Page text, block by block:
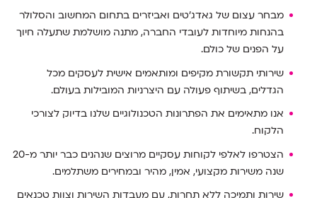
מבחר עצום של גאדג'טים ואביזרים בתחום המחשוב והסלולר
בהנחות מיוחדות לעובדי החברה, מתנה מושלמת שתעלה חיוך
על הפנים של כולם.
שירותי תקשורת מקיפים ומותאמים אישית לעסקים מכל
הגדלים, בשיתוף פעולה עם היצרניות המובילות בעולם.
אנו מתאימים את הפתרונות הטכנולוגיים שלנו בדיוק לצורכי
הלקוח.
הצטרפו לאלפי לקוחות עסקיים מרוצים שנהנים כבר יותר מ-20
שנה משירות מקצועי, אמין, מהיר ובמחירים משתלמים.
שירות ותמיכה ללא תחרות, עם מעבדות השירות וצוות טכנאים